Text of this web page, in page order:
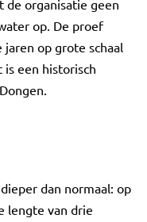
organisatie geen
op. De proef
op grote schaal
een historisch
dan normaal: op
lengte van drie